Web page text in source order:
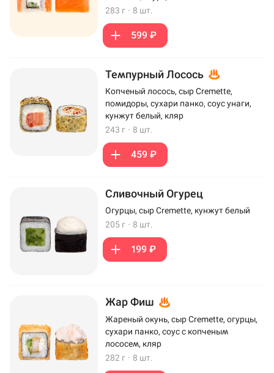
283 г · 8 шт.
599 ₽
Темпурный Лосось
Копченый лосось, сыр Cremette,
помидоры, сухари панко, соус унаги,
кунжут белый, кляр
243 г · 8 шт.
459 ₽
Сливочный Огурец
Огурцы, сыр Cremette, кунжут белый
205 г · 8 шт.
199 ₽
Жар Фиш
Жареный окунь, сыр Cremette, огурцы,
сухари панко, соус с копченым
лососем, кляр
282 г · 8 шт.